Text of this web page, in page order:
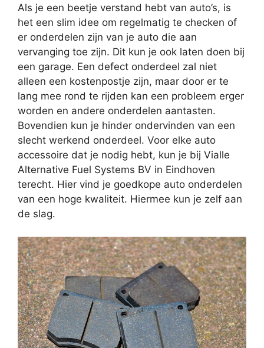
Als je een beetje verstand hebt van auto’s, is
het een slim idee om regelmatig te checken of
er onderdelen zijn van je auto die aan
vervanging toe zijn. Dit kun je ook laten doen bij
een garage. Een defect onderdeel zal niet
alleen een kostenpostje zijn, maar door er te
lang mee rond te rijden kan een probleem erger
worden en andere onderdelen aantasten.
Bovendien kun je hinder ondervinden van een
slecht werkend onderdeel. Voor elke auto
accessoire dat je nodig hebt, kun je bij Vialle
Alternative Fuel Systems BV in Eindhoven
terecht. Hier vind je goedkope auto onderdelen
van een hoge kwaliteit. Hiermee kun je zelf aan
de slag.